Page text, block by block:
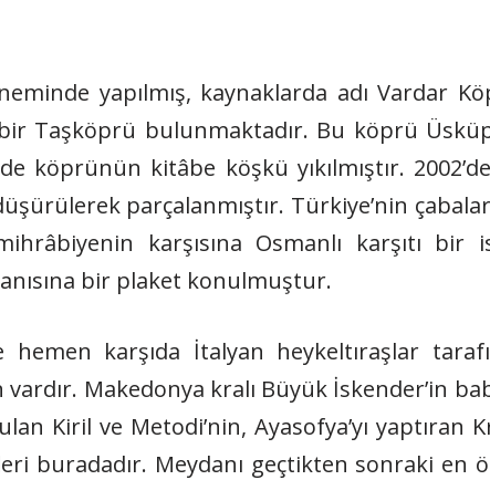
yapılmış, kaynaklarda adı Vardar
Taşköprü bulunmaktadır. Bu köprü
köprünün kitâbe köşkü yıkılmıştır.
parçalanmıştır. Türkiye’nin
karşısına Osmanlı karşıtı bir
bir plaket konulmuştur.
hemen karşıda İtalyan heykeltıraşlar
Makedonya kralı Büyük İskender’in
Kiril ve Metodi’nin, Ayasofya’yı yaptıran
buradadır. Meydanı geçtikten sonraki en